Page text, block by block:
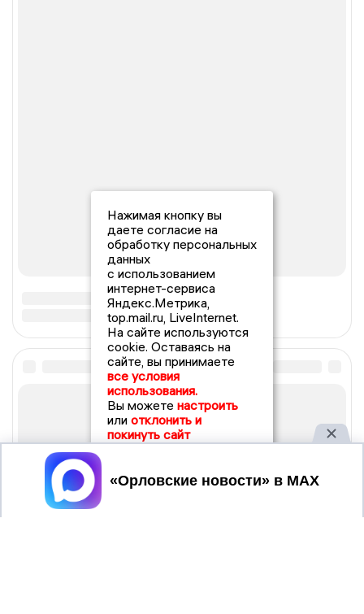
Нажимая кнопку вы
даете согласие на
обработку персональных
данных
с использованием
интернет-сервиса
Яндекс.Метрика,
top.mail.ru, LiveInternet.
На сайте используются
cookie. Оставаясь на
сайте, вы принимаете
все условия
использования.
Вы можете настроить
или отклонить и
покинуть сайт
Принять